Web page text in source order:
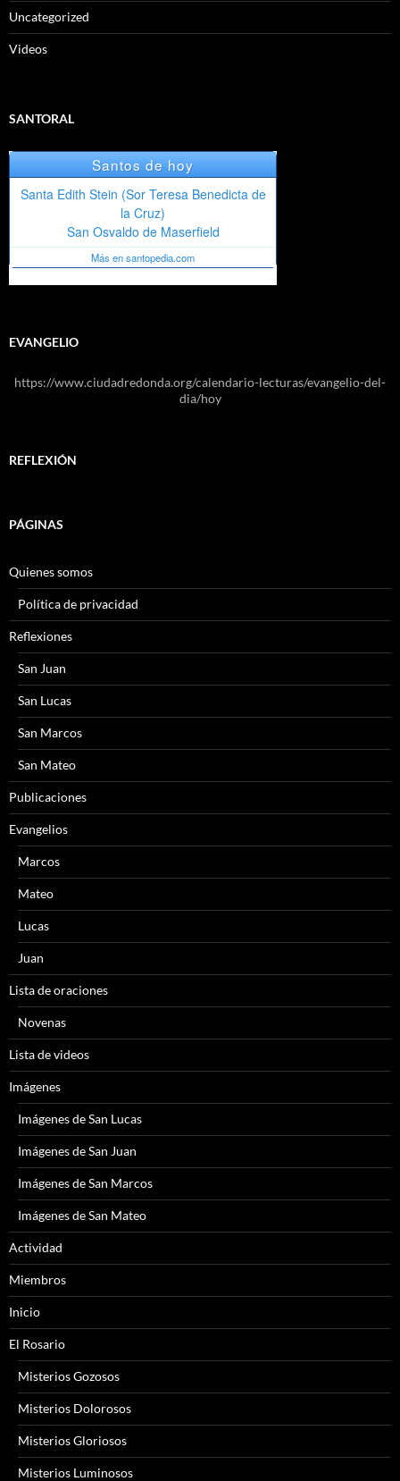
Uncategorized
Videos
SANTORAL
EVANGELIO
https://www.ciudadredonda.org/calendario-lecturas/evangelio-del-
dia/hoy
REFLEXIÓN
PÁGINAS
Quienes somos
Política de privacidad
Reflexiones
San Juan
San Lucas
San Marcos
San Mateo
Publicaciones
Evangelios
Marcos
Mateo
Lucas
Juan
Lista de oraciones
Novenas
Lista de videos
Imágenes
Imágenes de San Lucas
Imágenes de San Juan
Imágenes de San Marcos
Imágenes de San Mateo
Actividad
Miembros
Inicio
El Rosario
Misterios Gozosos
Misterios Dolorosos
Misterios Gloriosos
Misterios Luminosos